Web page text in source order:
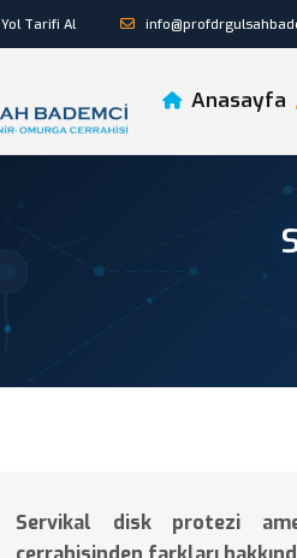
Yol Tarifi Al
Anasayfa
Servikal disk protezi